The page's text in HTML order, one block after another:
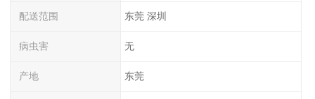
配送范围 东莞 深圳
病虫害 无
产地 东莞